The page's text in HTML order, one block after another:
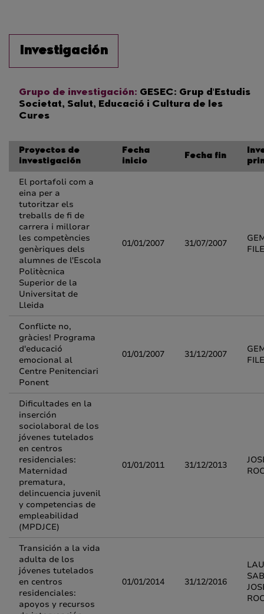
Investigación
Grupo de investigación: GESEC: Grup d'Estudis
Societat, Salut, Educació i Cultura de les
Cures
Proyectos de
investigación
Fecha
inicio
Fecha fin
El portafoli com a
eina per a
tutoritzar els
treballs de fi de
carrera i millorar
les competències
genèriques dels
alumnes de l'Escola
Politècnica
Superior de la
Universitat de
Lleida
01/01/2007 31/07/2007
Conflicte no,
gràcies! Programa
d'educació
emocional al
Centre Penitenciari
Ponent
01/01/2007 31/12/2007
Dificultades en la
inserción
sociolaboral de los
jóvenes tutelados
en centros
residenciales:
Maternidad
prematura,
delincuencia juvenil
y competencias de
empleabilidad
(MPDJCE)
01/01/2011 31/12/2013
Transición a la vida
adulta de los
jóvenes tutelados
en centros
residenciales:
apoyos y recursos
01/01/2014 31/12/2016